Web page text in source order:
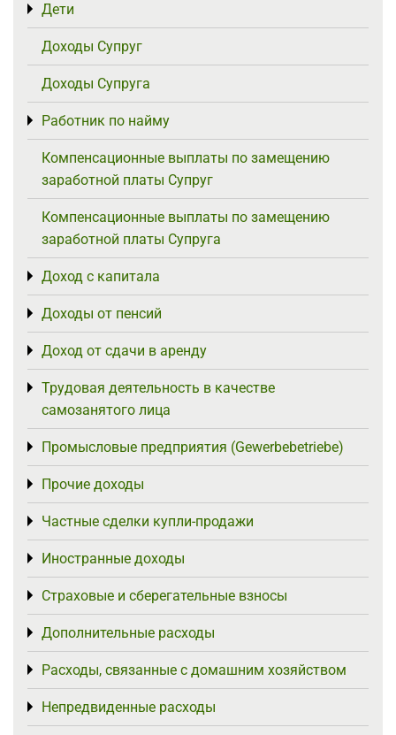
Дети
Toggle menu
Доходы Супруг
Доходы Супруга
Работник по найму
Toggle menu
Компенсационные выплаты по замещению
заработной платы Супруг
Компенсационные выплаты по замещению
заработной платы Супруга
Доход с капитала
Toggle menu
Доходы от пенсий
Toggle menu
Доход от сдачи в аренду
Toggle menu
Трудовая деятельность в качестве
самозанятого лица
Toggle menu
Промысловые предприятия (Gewerbebetriebe)
Toggle menu
Прочие доходы
Toggle menu
Частные сделки купли-продажи
Toggle menu
Иностранные доходы
Toggle menu
Страховые и сберегательные взносы
Toggle menu
Дополнительные расходы
Toggle menu
Расходы, связанные с домашним хозяйством
Toggle menu
Непредвиденные расходы
Toggle menu